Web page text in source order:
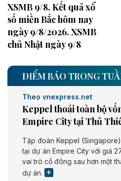
XSMB 9/8. Kết quả xổ
số miền Bắc hôm nay
ngày 9/8/2026. XSMB
chủ Nhật ngày 9/8
ĐIỂM BÁO TRONG
Theo vnexpress.net
Keppel thoái toàn bộ
Empire City tại Thủ
Tập đoàn Keppel
tại dự án Empire City với giá
vai trò cổ đông sau hơn một
dự án.